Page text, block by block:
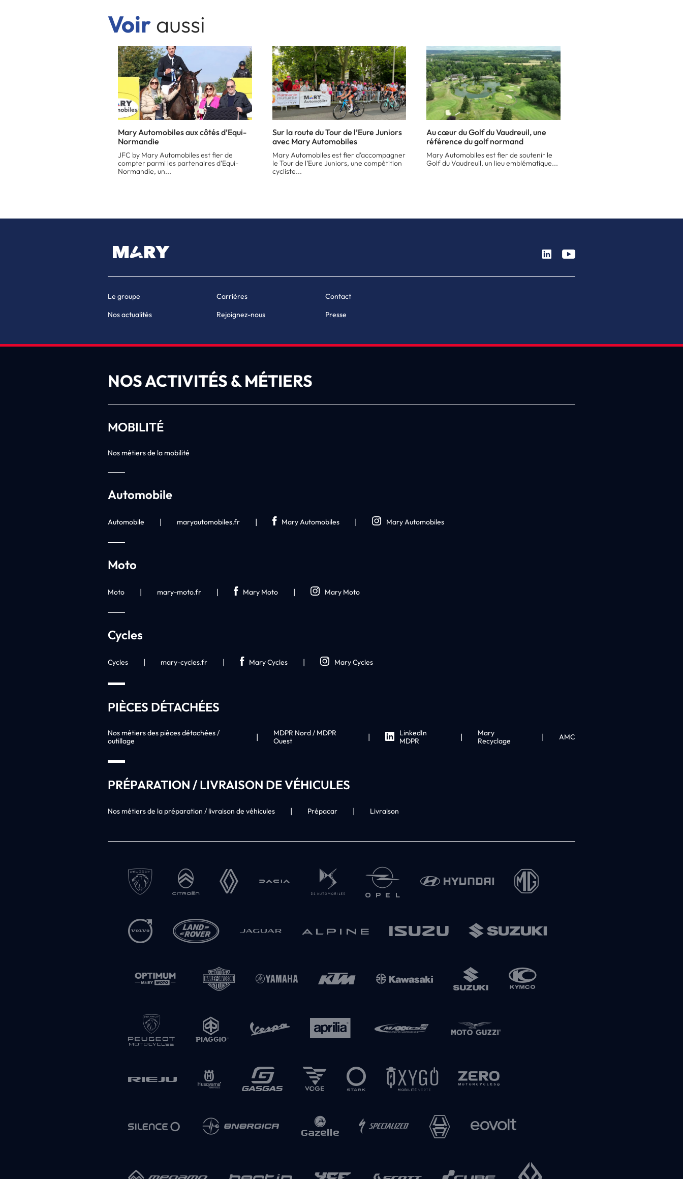
Voiraussi
Mary Automobiles aux côtés d’Equi-
Normandie
JFC by Mary Automobiles est fier de
compter parmi les partenaires d’Equi-
Normandie, un...
Sur la route du Tour de l’Eure Juniors
avec Mary Automobiles
Mary Automobiles est fier d’accompagner
le Tour de l’Eure Juniors, une compétition
cycliste...
Au cœur du Golf du Vaudreuil, une
référence du golf normand
Mary Automobiles est fier de soutenir le
Golf du Vaudreuil, un lieu emblématique...
Le groupe Carrières
Contact
Nos actualités
Rejoignez-nous Presse
NOS ACTIVITÉS & MÉTIERS
MOBILITÉ
Nos métiers de la mobilité
Automobile
Automobile | maryautomobiles.fr | Mary Automobiles | Mary Automobiles
Moto
Moto | mary-moto.fr | Mary Moto | Mary Moto
Cycles
Cycles | mary-cycles.fr | Mary Cycles | Mary Cycles
PIÈCES DÉTACHÉES
Nos métiers des pièces détachées /
outillage
|
MDPR Nord / MDPR
Ouest
|
LinkedIn
MDPR
|
Mary
Recyclage
| AMC
PRÉPARATION / LIVRAISON DE VÉHICULES
Nos métiers de la préparation / livraison de véhicules | Prépacar | Livraison